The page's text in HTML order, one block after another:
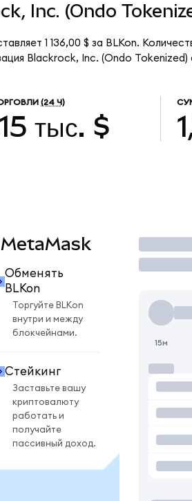
Inc. (Ondo
1 136,00 $ за BLKon.
Blackrock, Inc. (Ondo Tokenized)
(24 Ч)
тыс. $
MetaMask
Обменять
BLKon
Торгуйте BLKon
внутри и между
блокчейнами.
Стейкинг
Заставьте вашу
криптовалюту
работать и
получайте
пассивный доход.
15м